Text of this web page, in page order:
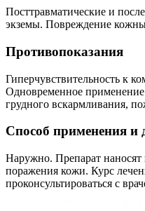
Посттравматические и
экземы. Повреждение
Противопоказания
Гиперчувствительность к
Одновременное
грудного вскармливания,
Способ применения и
Наружно. Препарат наносят
поражения кожи. Курс
проконсультироваться с